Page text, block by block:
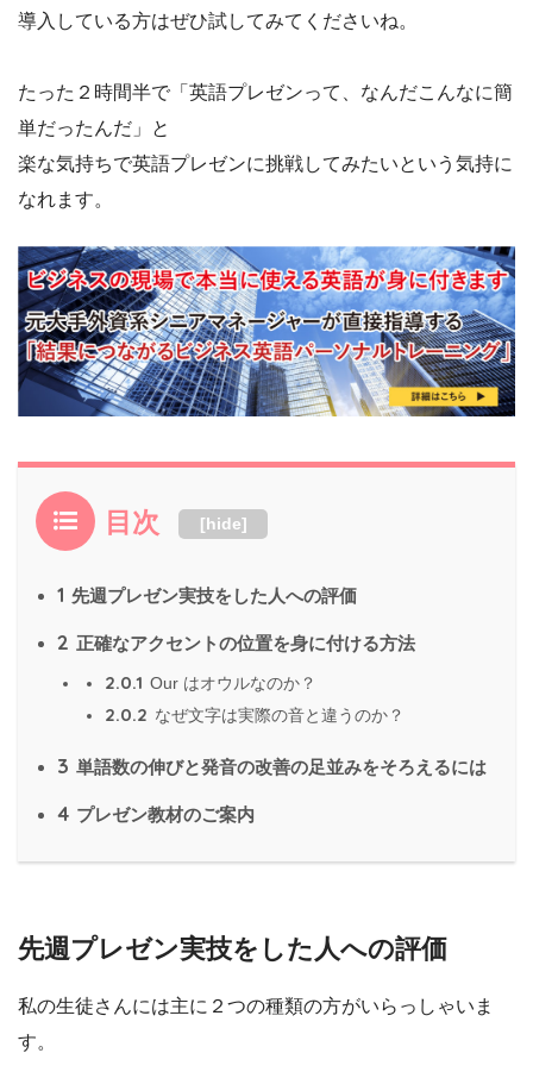
導入している方はぜひ試してみてくださいね。
たった２時間半で「英語プレゼンって、なんだこんなに簡
単だったんだ」と
楽な気持ちで英語プレゼンに挑戦してみたいという気持に
なれます。
目次 [hide]
1 先週プレゼン実技をした人への評価
2 正確なアクセントの位置を身に付ける方法
2.0.1 Our はオウルなのか？
2.0.2 なぜ文字は実際の音と違うのか？
3 単語数の伸びと発音の改善の足並みをそろえるには
4 プレゼン教材のご案内
先週プレゼン実技をした人への評価
私の生徒さんには主に２つの種類の方がいらっしゃいま
す。